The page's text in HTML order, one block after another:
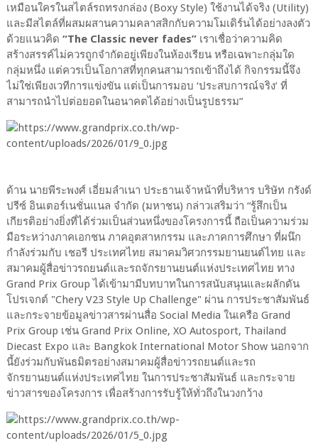
เหมือนใครในสไตล์รถทรงกล่อง (Boxy Style) ใช้งานได้จริง (Utility)
และมีสไตล์ที่ผสมผสานความคลาสสิกกับความโมเดิร์นได้อย่างลงตัว
ด้วยแนวคิด “The Classic never fades”เราเชื่อว่าความคิด
สร้างสรรค์ไม่ควรถูกจำกัดอยู่เพียงในห้องเรียน หรือเฉพาะกลุ่มใด
กลุ่มหนึ่ง แต่ควรเป็นโอกาสที่ทุกคนสามารถเข้าถึงได้ กิจกรรมนี้จึง
ไม่ใช่เพียงเวทีการแข่งขัน แต่เป็นการมอบ ‘ประสบการณ์จริง’ ที่
สามารถนำไปต่อยอดในอนาคตได้อย่างเป็นรูปธรรม”
ด้าน นายพีระพงศ์ เอี่ยมลำเนา ประธานเจ้าหน้าที่บริหาร บริษัท กรังด์
ปรีซ์ อินเตอร์เนชั่นแนล จำกัด (มหาชน) กล่าวเสริมว่า “รู้สึกเป็น
เกียรติอย่างยิ่งที่ได้ร่วมเป็นส่วนหนึ่งของโครงการนี้ ถือเป็นความร่วม
มือระหว่างภาคเอกชน ภาคอุตสาหกรรม และภาคการศึกษา ที่ผนึก
กำลังร่วมกับ เชอรี ประเทศไทย สมาคมวิศวกรรมยานยนต์ไทย และ
สมาคมผู้สื่อข่าวรถยนต์และรถจักรยานยนต์แห่งประเทศไทย ทาง
Grand Prix Group ได้เข้ามามีบทบาทในการสนับสนุนและผลักดัน
โปรเจกต์ "Chery V23 Style Up Challenge" ผ่าน การประชาสัมพันธ์
และกระจายข้อมูลข่าวสารผ่านสื่อ Social Media ในเครือ Grand
Prix Group เช่น Grand Prix Online, XO Autosport, Thailand
Diecast Expo และ Bangkok International Motor Show นอกจาก
นี้ยังร่วมกับพันธมิตรอย่างสมาคมผู้สื่อข่าวรถยนต์และรถ
จักรยานยนต์แห่งประเทศไทย ในการประชาสัมพันธ์ และกระจาย
ข่าวสารของโครงการ เพื่อสร้างการรับรู้ให้ทั่วถึงในวงกว้าง